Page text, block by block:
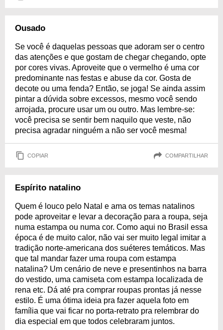
Ousado
Se você é daquelas pessoas que adoram ser o centro
das atenções e que gostam de chegar chegando, opte
por cores vivas. Aproveite que o vermelho é uma cor
predominante nas festas e abuse da cor. Gosta de
decote ou uma fenda? Então, se joga! Se ainda assim
pintar a dúvida sobre excessos, mesmo você sendo
arrojada, procure usar um ou outro. Mas lembre-se:
você precisa se sentir bem naquilo que veste, não
precisa agradar ninguém a não ser você mesma!
COPIAR COMPARTILHAR
Espírito natalino
Quem é louco pelo Natal e ama os temas natalinos
pode aproveitar e levar a decoração para a roupa, seja
numa estampa ou numa cor. Como aqui no Brasil essa
época é de muito calor, não vai ser muito legal imitar a
tradição norte-americana dos suéteres temáticos. Mas
que tal mandar fazer uma roupa com estampa
natalina? Um cenário de neve e presentinhos na barra
do vestido, uma camiseta com estampa localizada de
rena etc. Dá até pra comprar roupas prontas já nesse
estilo. É uma ótima ideia pra fazer aquela foto em
família que vai ficar no porta-retrato pra relembrar do
dia especial em que todos celebraram juntos.